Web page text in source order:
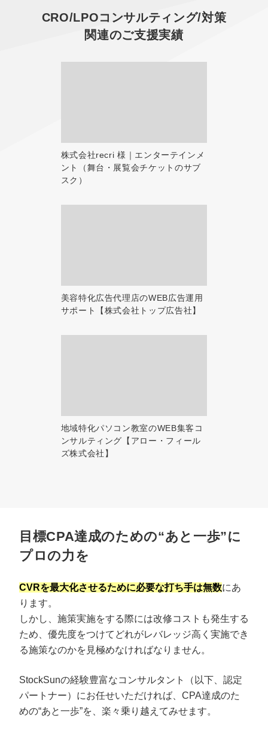
CRO/LPOコンサルティング/対策
関連のご支援実績
株式会社recri 様｜エンターテインメ
ント（舞台・展覧会チケットのサブ
スク）
美容特化広告代理店のWEB広告運用
サポート【株式会社トップ広告社】
地域特化パソコン教室のWEB集客コ
ンサルティング【アロー・フィール
ズ株式会社】
目標CPA達成のための“あと一歩”に
プロの力を
CVRを最大化させるために必要な打ち手は無数にあ
ります。
しかし、施策実施をする際には改修コストも発生する
ため、優先度をつけてどれがレバレッジ高く実施でき
る施策なのかを見極めなければなりません。
StockSunの経験豊富なコンサルタント（以下、認定
パートナー）にお任せいただければ、CPA達成のた
めの“あと一歩”を、楽々乗り越えてみせます。